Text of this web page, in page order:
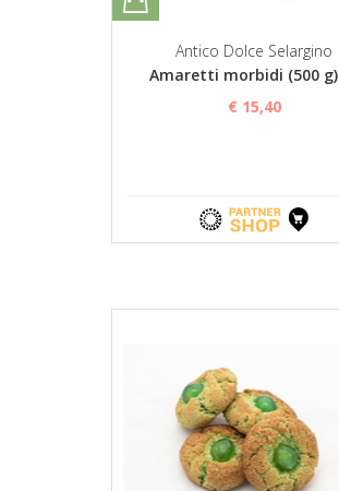
Antico Dolce Selargino
Amaretti morbidi (500 g)
€ 15,40